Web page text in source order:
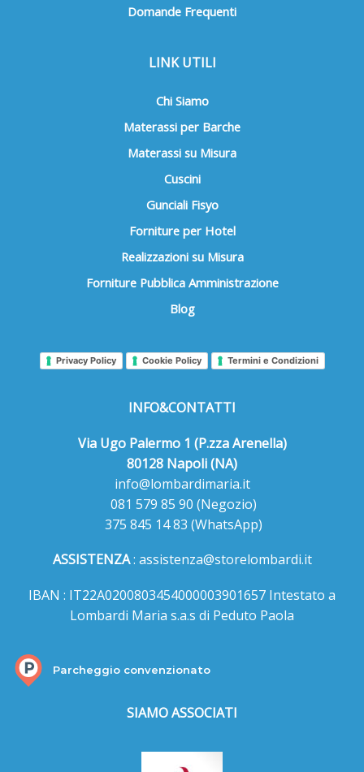
Domande Frequenti
LINK UTILI
Chi Siamo
Materassi per Barche
Materassi su Misura
Cuscini
Gunciali Fisyo
Forniture per Hotel
Realizzazioni su Misura
Forniture Pubblica Amministrazione
Blog
Privacy Policy Cookie Policy Termini e Condizioni
INFO&CONTATTI
Via Ugo Palermo 1 (P.zza Arenella)
80128 Napoli (NA)
info@lombardimaria.it
081 579 85 90 (Negozio)
375 845 14 83 (WhatsApp)
ASSISTENZA: assistenza@storelombardi.it
IBAN : IT22A0200803454000003901657 Intestato a
Lombardi Maria s.a.s di Peduto Paola
Parcheggio convenzionato
SIAMO ASSOCIATI